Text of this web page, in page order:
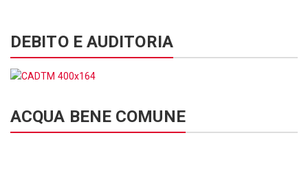
DEBITO E AUDITORIA
ACQUA BENE COMUNE